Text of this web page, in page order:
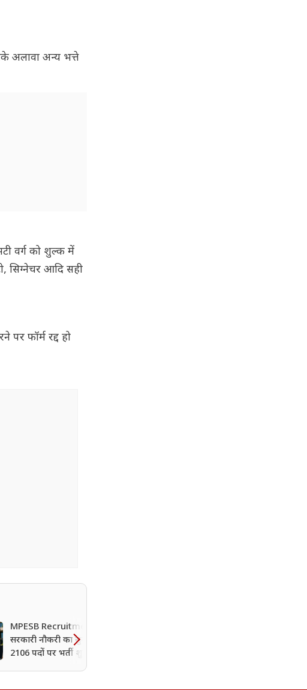
अलावा अन्य भत्ते
वर्ग को शुल्क में
सिग्नेचर आदि सही
फॉर्म रद्द हो
MPESB Recruitment 2026:
सरकारी नौकरी का सुनहरा मौका,
2106 पदों पर भर्ती शुरू; जानें
आवेदन की आखिरी तारीख